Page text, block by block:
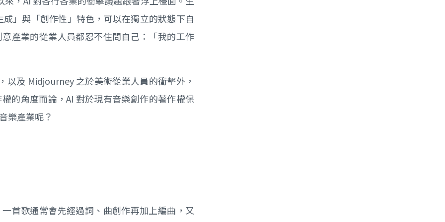
」與「創作性」特色，可以在獨立的狀態下自
產業的從業人員都忍不住問自己：「我的工作
以及 Midjourney 之於美術從業人員的衝擊外，
的角度而論，AI 對於現有音樂創作的著作權保
樂產業呢？
首歌通常會先經過詞、曲創作再加上編曲，又